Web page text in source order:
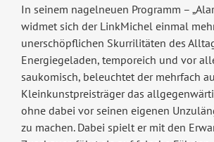
In seinem nagelneuen Programm –
widmet sich der LinkMichel einmal
unerschöpflichen Skurrilitäten des
Energiegeladen, temporeich und vor
saukomisch, beleuchtet der mehrfach
Kleinkunstpreisträger das
ohne dabei vor seinen eigenen
zu machen. Dabei spielt er mit den